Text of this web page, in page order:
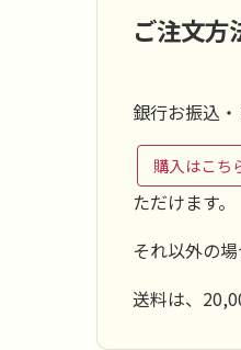
ご注文方
銀行お振込
購入はこち
ただけます。
それ以外の
送料は、